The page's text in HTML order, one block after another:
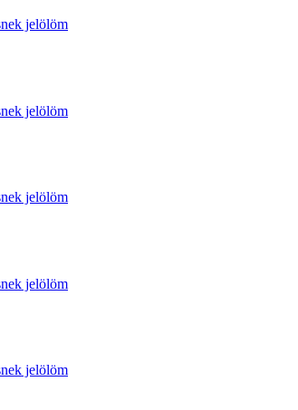
jelölöm
jelölöm
jelölöm
jelölöm
jelölöm